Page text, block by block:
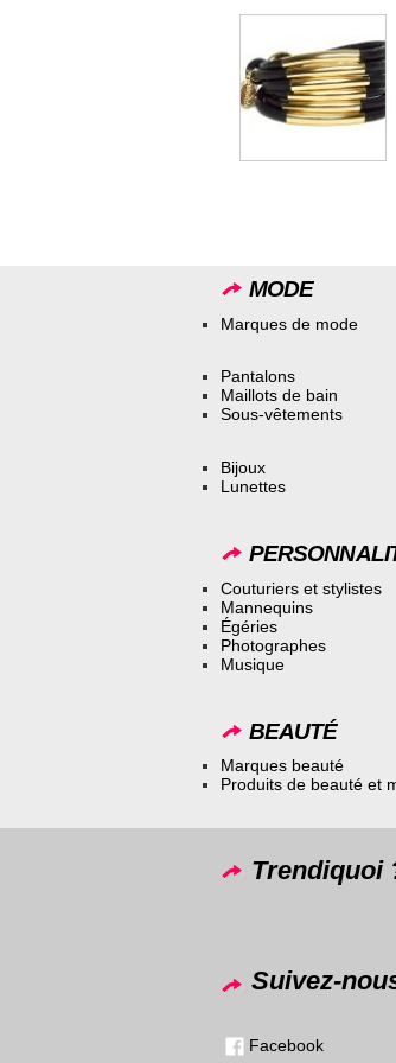
MODE
Marques de mode
Pantalons
Maillots de bain
Sous-vêtements
Bijoux
Lunettes
Couturiers et stylistes
Mannequins
Égéries
Photographes
Musique
BEAUTÉ
Marques beauté
Produits de beauté et
Trendiquoi
Suivez-
Facebook